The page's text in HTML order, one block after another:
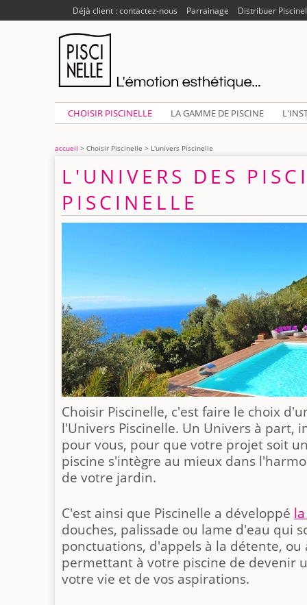
Déjà client : contactez-nous Parrainage Distribuer
CHOISIR PISCINELLE LA GAMME DE PISCINE
accueil > Choisir Piscinelle > L'univers Piscinelle
L'UNIVERS DES
PISCINELLE
Choisir Piscinelle, c'est faire le choix
l'Univers Piscinelle. Un Univers à part,
pour vous, pour que votre projet soit
piscine s'intègre au mieux dans
de votre jardin.
C'est ainsi que Piscinelle a développé
douches, palissade ou lame d'eau qui
ponctuations, d'appels à la détente,
permettant à votre piscine de devenir
votre vie et de vos aspirations.